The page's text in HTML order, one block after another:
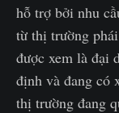
hỗ trợ bởi nhu
từ thị trường
được xem là đại
định và đang có
thị trường đang